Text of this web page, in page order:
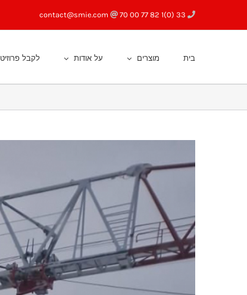
בית מוצרים על אודות לקבל פרוזיט
Larger